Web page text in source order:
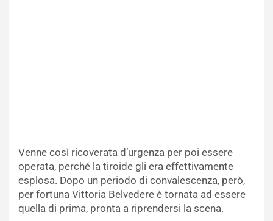
Venne così ricoverata d’urgenza per poi essere
operata, perché la tiroide gli era effettivamente
esplosa. Dopo un periodo di convalescenza, però,
per fortuna Vittoria Belvedere è tornata ad essere
quella di prima, pronta a riprendersi la scena.